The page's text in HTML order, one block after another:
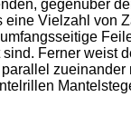
gegenüber
Vielzahl von
Ferner weist
zueinander